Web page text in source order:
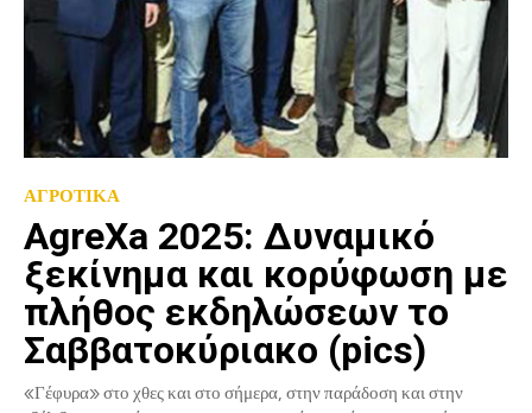
ΑΓΡΟΤΙΚΑ
AgreXa 2025: Δυναμικό
ξεκίνημα και κορύφωση με
πλήθος εκδηλώσεων το
Σαββατοκύριακο (pics)
«Γέφυρα» στο χθες και στο σήμερα, στην παράδοση και στην